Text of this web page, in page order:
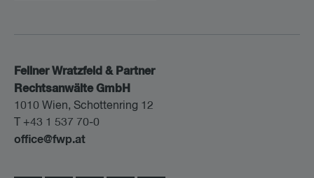
Fellner Wratzfeld & Partner
Rechtsanwälte GmbH
1010 Wien, Schottenring 12
T +43 1 537 70-0
office@fwp.at